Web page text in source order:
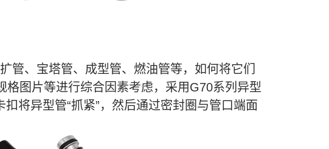
管、宝塔管、成型管、燃油管等，如何将它们
格图片等进行综合因素考虑，采用G70系列异型
将异型管“抓紧”，然后通过密封圈与管口端面